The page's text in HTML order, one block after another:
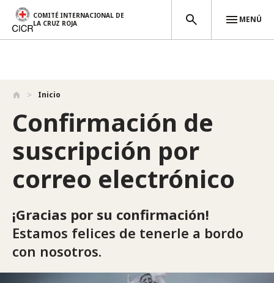
Pasar al contenido principal
COMITÉ INTERNACIONAL DE
LA CRUZ ROJA
MENÚ
Inicio
Confirmación de
suscripción por
correo electrónico
¡Gracias por su confirmación!
Estamos felices de tenerle a bordo
con nosotros.